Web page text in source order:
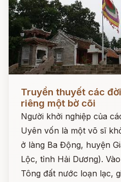
Đọc ngay
Truyền thuyết các
riêng một bờ cõi
Người khởi nghiệp của
Uyên vốn là một võ sĩ
ở làng Ba Động, huyện
Lộc, tỉnh Hải Dương).
Tông đất nước loạn lạc,